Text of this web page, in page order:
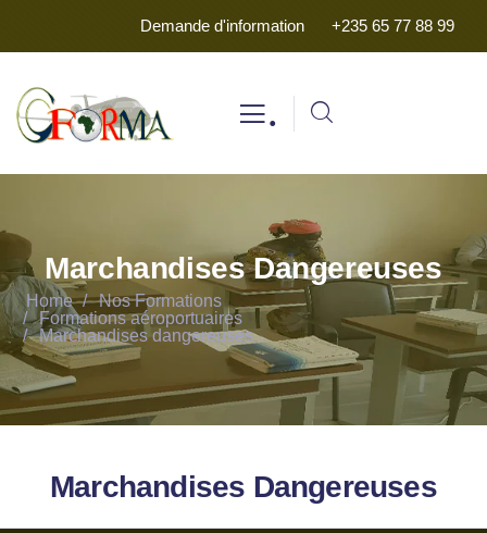
Demande d'information +235 65 77 88 99
.
Marchandises Dangereuses
Home
Nos Formations
Formations aéroportuaires
Marchandises dangereuses
Marchandises Dangereuses